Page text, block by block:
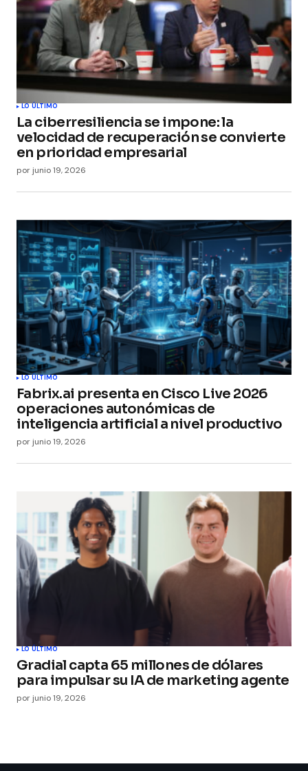
LO ÚLTIMO
La ciberresiliencia se impone: la
velocidad de recuperación se convierte
en prioridad empresarial
por junio 19, 2026
LO ÚLTIMO
Fabrix.ai presenta en Cisco Live 2026
operaciones autonómicas de
inteligencia artificial a nivel productivo
por junio 19, 2026
LO ÚLTIMO
Gradial capta 65 millones de dólares
para impulsar su IA de marketing agente
por junio 19, 2026